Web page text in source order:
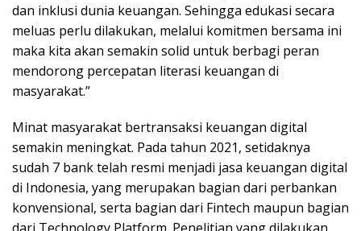
dan inklusi dunia keuangan. Sehingga edukasi secara
meluas perlu dilakukan, melalui komitmen bersama ini
maka kita akan semakin solid untuk berbagi peran
mendorong percepatan literasi keuangan di
masyarakat.”
Minat masyarakat bertransaksi keuangan digital
semakin meningkat. Pada tahun 2021, setidaknya
sudah 7 bank telah resmi menjadi jasa keuangan digital
di Indonesia, yang merupakan bagian dari perbankan
konvensional, serta bagian dari Fintech maupun bagian